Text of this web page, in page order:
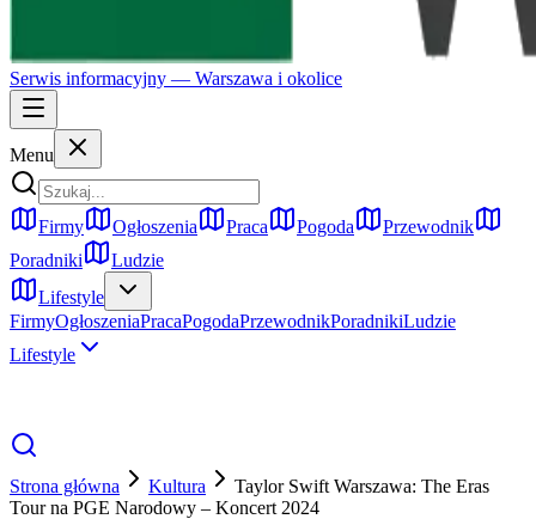
Serwis informacyjny — Warszawa i okolice
Menu
Firmy Ogłoszenia Praca Pogoda
Przewodnik
Poradniki
Ludzie
Lifestyle
FirmyOgłoszeniaPracaPogodaPrzewodnikPoradnikiLudzie
Lifestyle
Strona główna Kultura
Taylor Swift Warszawa: The Eras
Tour na PGE Narodowy – Koncert 2024